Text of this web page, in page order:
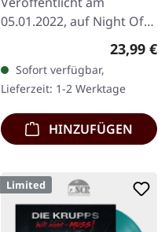
05.01.2022, auf Night Of
The Vinyl Dead. Silbernes
Vinyl mit blauem Cover,
limitiert auf 222
handnummerierte…
23,99 €
Sofort verfügbar,
Lieferzeit: 1-2 Werktage
HINZUFÜGEN
Limited